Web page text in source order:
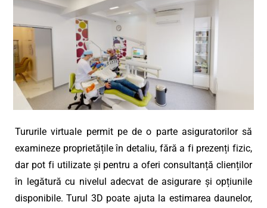
Tururile virtuale permit pe de o parte asiguratorilor să
examineze proprietățile în detaliu, fără a fi prezenți fizic,
dar pot fi utilizate și pentru a oferi consultanță clienților
în legătură cu nivelul adecvat de asigurare și opțiunile
disponibile. Turul 3D poate ajuta la estimarea daunelor,